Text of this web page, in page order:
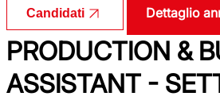
Candidati Dettaglio
PRODUCTION &
ASSISTANT -